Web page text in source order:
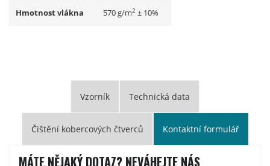
Hmotnost vlákna 570 g/m2± 10%
Vzorník Technická data
TECHNICKÝ LIST
Čištění kobercových čtverců
PŘÍRUČKA ÚDRŽBY PODLAHY
Kontaktní formulář
MÁTE NĚJAKÝ DOTAZ? NEVÁHEJTE NÁS